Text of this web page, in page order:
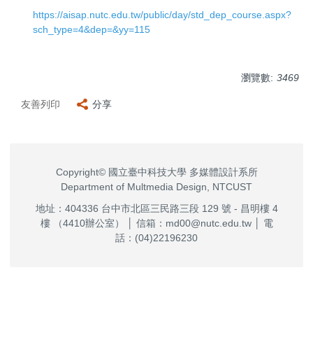
https://aisap.nutc.edu.tw/public/day/std_dep_course.aspx?
sch_type=4&dep=&yy=115
瀏覽數: 3469
友善列印 分享
Copyright© 國立臺中科技大學 多媒體設計系所
Department of Multmedia Design, NTCUST
地址：404336 台中市北區三民路三段 129 號 - 昌明樓 4
樓 （4410辦公室） │ 信箱：md00@nutc.edu.tw │ 電
話：(04)22196230